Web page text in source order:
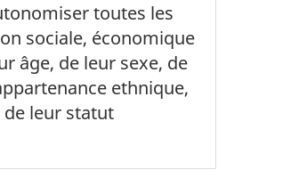
toutes les
sociale, économique
âge, de leur sexe, de
ethnique,
leur statut